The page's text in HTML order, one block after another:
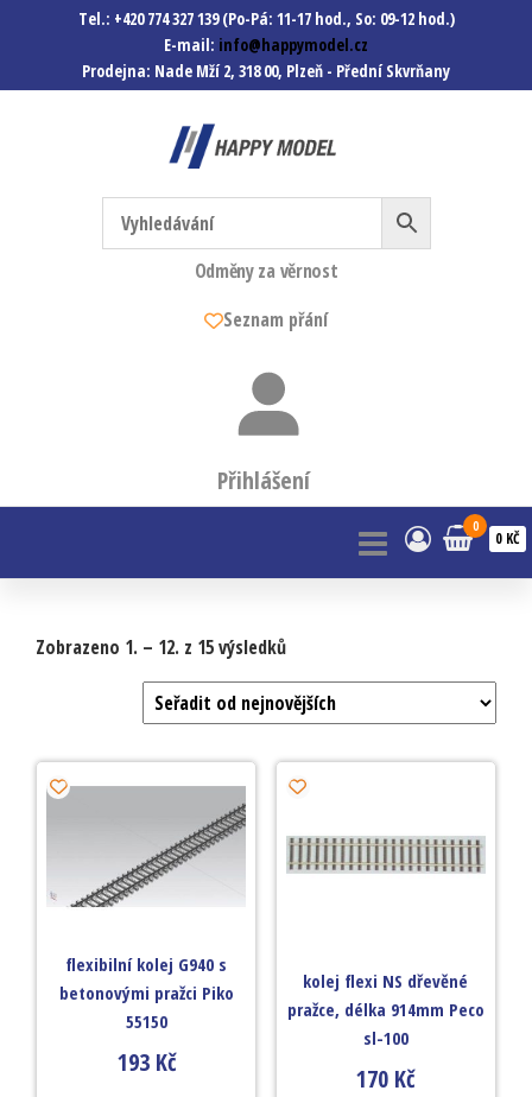
Tel.: +420 774 327 139 (Po-Pá: 11-17 hod., So: 09-12 hod.)
E-mail: info@happymodel.cz
Prodejna: Nade Mží 2, 318 00, Plzeň - Přední Skvrňany
Happymodel.cz
Modely autíček, modelová
železnice, mašinky, vagóny a
mnohem víc.
Odměny za věrnost
Seznam přání
Přihlášení
0
0 KČ
Zobrazeno 1. – 12. z 15 výsledků
flexibilní kolej G940 s
betonovými pražci Piko
55150
193 Kč
kolej flexi NS dřevěné
pražce, délka 914mm Peco
sl-100
170 Kč